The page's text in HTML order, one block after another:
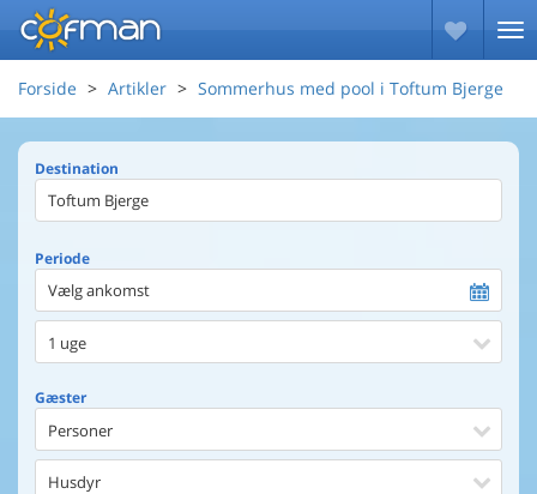
Forside Artikler Sommerhus med pool i Toftum Bjerge
Destination
Periode
Vælg ankomst
1 uge
Gæster
Personer
Husdyr